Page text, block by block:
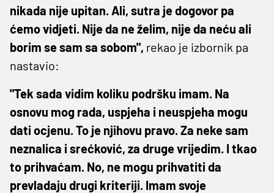
nikada nije upitan. Ali, sutra je dogovor pa
ćemo vidjeti. Nije da ne želim, nije da neću ali
borim se sam sa sobom", rekao je izbornik pa
nastavio:
"Tek sada vidim koliku podršku imam. Na
osnovu mog rada, uspjeha i neuspjeha mogu
dati ocjenu. To je njihovu pravo. Za neke sam
neznalica i srećković, za druge vrijedim. I tkao
to prihvaćam. No, ne mogu prihvatiti da
prevladaju drugi kriteriji. Imam svoje